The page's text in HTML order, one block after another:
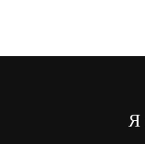
Я